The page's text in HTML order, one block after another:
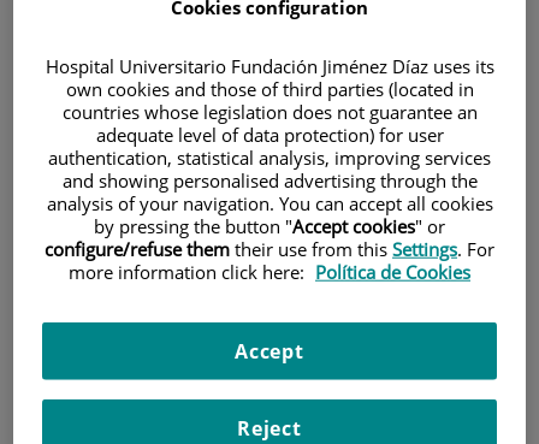
Investigación
Docencia
Cookies configuration
Hospital Universitario Fundación Jiménez Díaz uses its
own cookies and those of third parties (located in
countries whose legislation does not guarantee an
adequate level of data protection) for user
authentication, statistical analysis, improving services
and showing personalised advertising through the
analysis of your navigation. You can accept all cookies
by pressing the button "Accept cookies" or
configure/refuse them their use from this Settings. For
more information click here: Política de Cookies
Reject
Accept